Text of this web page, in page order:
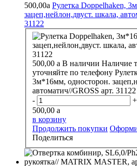
500,00a Рулетка Doppelhaken,
зацеп,нейлон,двуст. шкала,
31122
500,00 a В наличии Наличие
уточняйте по телефону
3м*16мм, односторон.
автоматич//GROSS арт. 31122
-
+
500,00 a
в корзину
Продолжить покупки
Поделиться